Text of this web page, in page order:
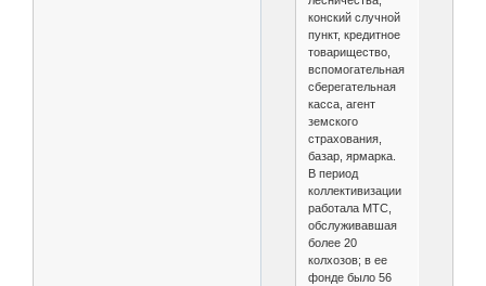
конский случной
пункт, кредитное
товарищество,
вспомогательная
сберегательная
касса, агент
земского
страхования,
базар, ярмарка.
В период
коллективизации
работала МТС,
обслуживавшая
более 20
колхозов; в ее
фонде было 56